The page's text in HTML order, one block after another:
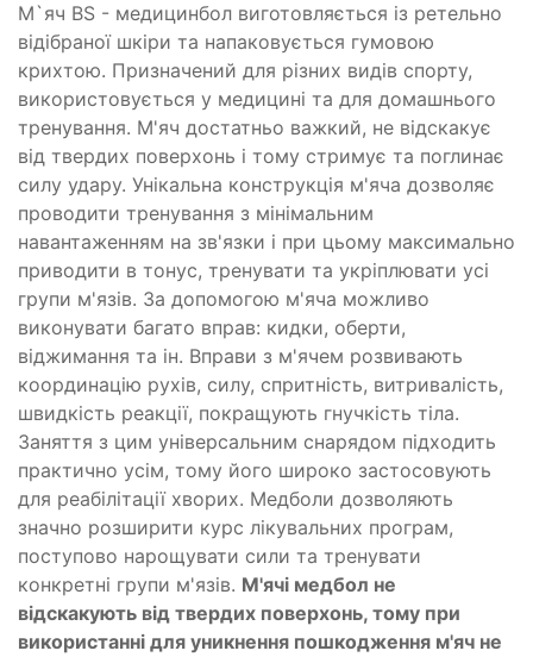
М`яч BS - медицинбол виготовляється із ретельно
відібраної шкіри та напаковується гумовою
крихтою. Призначений для різних видів спорту,
використовується у медицині та для домашнього
тренування. М'яч достатньо важкий, не відскакує
від твердих поверхонь і тому стримує та поглинає
силу удару. Унікальна конструкція м'яча дозволяє
проводити тренування з мінімальним
навантаженням на зв'язки і при цьому максимально
приводити в тонус, тренувати та укріплювати усі
групи м'язів. За допомогою м'яча можливо
виконувати багато вправ: кидки, оберти,
віджимання та ін. Вправи з м'ячем розвивають
координацію рухів, силу, спритність, витривалість,
швидкість реакції, покращують гнучкість тіла.
Заняття з цим універсальним снарядом підходить
практично усім, тому його широко застосовують
для реабілітації хворих. Медболи дозволяють
значно розширити курс лікувальних програм,
поступово нарощувати сили та тренувати
конкретні групи м'язів. М'ячі медбол не
відскакують від твердих поверхонь, тому при
використанні для уникнення пошкодження м'яч не